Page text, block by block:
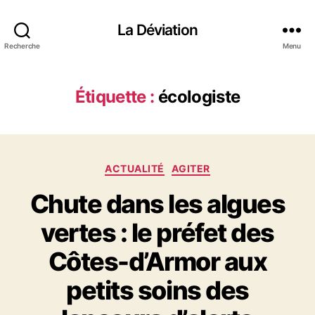
Recherche
La Déviation
Menu
Étiquette : écologiste
C
t
é
g
o
r
i
e
s
ACTUALITÉ AGITER
Chute dans les algues
vertes : le préfet des
Côtes-d’Armor aux
petits soins des